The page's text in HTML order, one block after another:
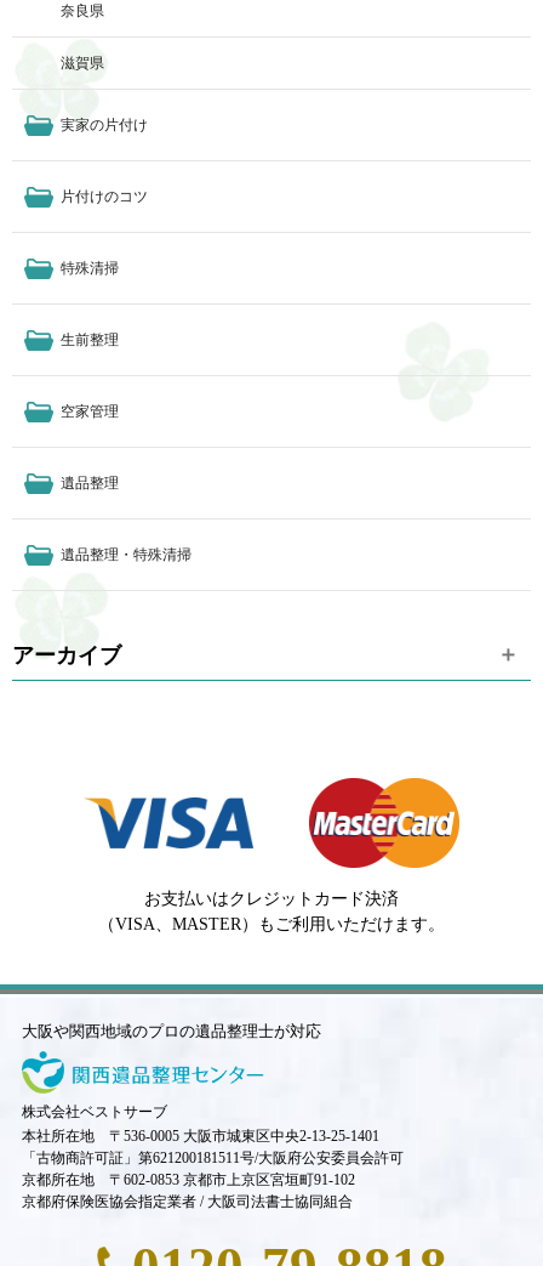
奈良県
滋賀県
実家の片付け
片付けのコツ
特殊清掃
生前整理
空家管理
遺品整理
遺品整理・特殊清掃
アーカイブ
お支払いはクレジットカード決済
（VISA、MASTER）もご利用いただけます。
大阪や関西地域のプロの遺品整理士が対応
株式会社ベストサーブ
本社所在地 〒536-0005 大阪市城東区中央2-13-25-1401
「古物商許可証」第621200181511号/大阪府公安委員会許可
京都所在地 〒602-0853 京都市上京区宮垣町91-102
京都府保険医協会指定業者 / 大阪司法書士協同組合